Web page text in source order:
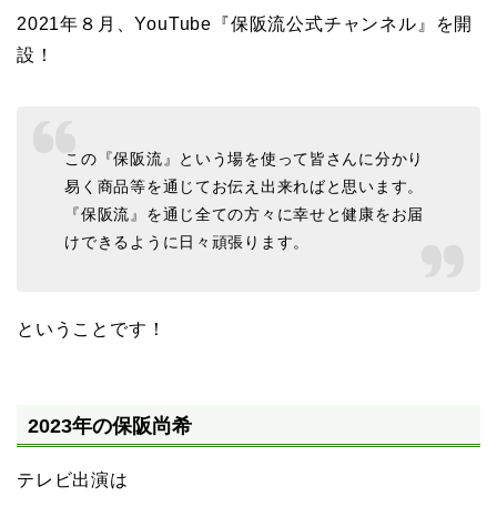
2021年８月、YouTube『保阪流公式チャンネル』を開
設！
この『保阪流』という場を使って皆さんに分かり
易く商品等を通じてお伝え出来ればと思います。
『保阪流』を通じ全ての方々に幸せと健康をお届
けできるように日々頑張ります。
ということです！
2023年の保阪尚希
テレビ出演は